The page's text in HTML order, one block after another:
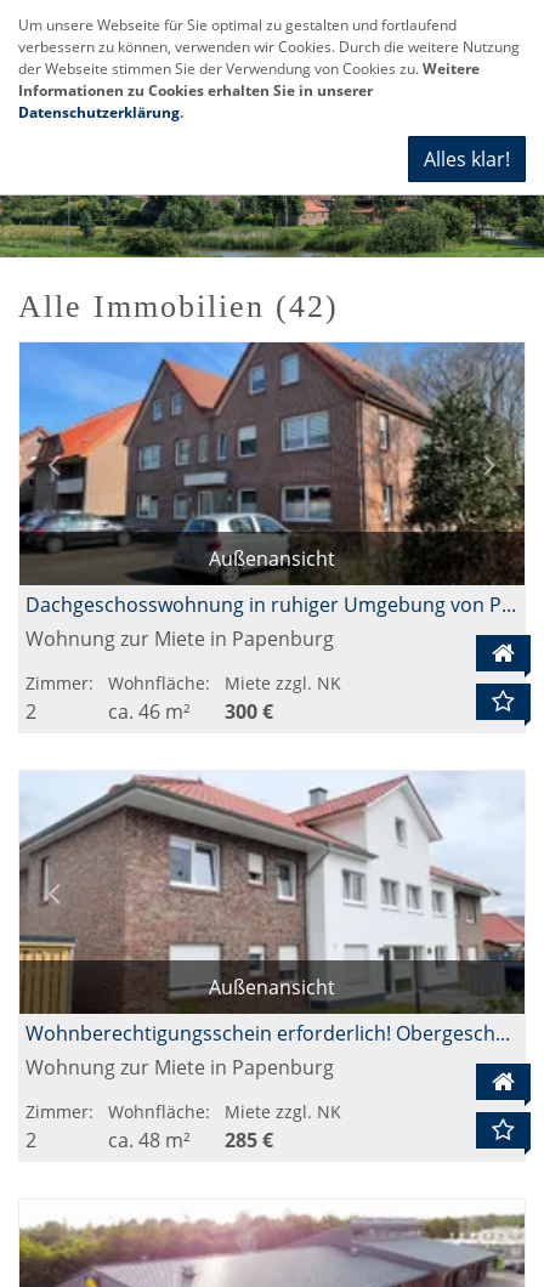
Alle Immobilien (42)
Außenansicht
Dachgeschosswohnung in ruhiger Umgebung von Papenburg-Obenende
Wohnung zur Miete in Papenburg
Zimmer:
2
Wohnfläche:
ca. 46 m²
Miete zzgl. NK
300 €
Außenansicht
Wohnberechtigungsschein erforderlich! Obergeschosswohnung mit Balkon in Papenburg
Wohnung zur Miete in Papenburg
Zimmer:
2
Wohnfläche:
ca. 48 m²
Miete zzgl. NK
285 €
Um unsere Webseite für Sie optimal zu gestalten und fortlaufend
verbessern zu können, verwenden wir Cookies. Durch die weitere Nutzung
der Webseite stimmen Sie der Verwendung von Cookies zu.Weitere
Informationen zu Cookies erhalten Sie in unserer
Datenschutzerklärung.
Alles klar!